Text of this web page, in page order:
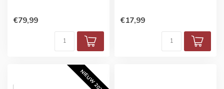
€79,99 €17,99
NIEUW 2026